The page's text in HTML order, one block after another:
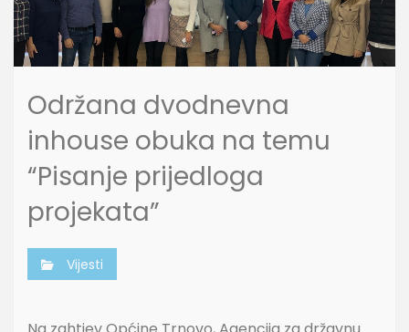
Održana dvodnevna
inhouse obuka na temu
“Pisanje prijedloga
projekata”
Vijesti